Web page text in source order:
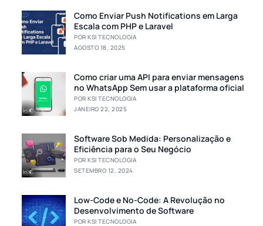
Como Enviar Push Notifications em Larga
Escala com PHP e Laravel
POR KSI TECNOLOGIA
AGOSTO 18, 2025
Como criar uma API para enviar mensagens
no WhatsApp Sem usar a plataforma oficial
POR KSI TECNOLOGIA
JANEIRO 22, 2025
Software Sob Medida: Personalização e
Eficiência para o Seu Negócio
POR KSI TECNOLOGIA
SETEMBRO 12, 2024
Low-Code e No-Code: A Revolução no
Desenvolvimento de Software
POR KSI TECNOLOGIA